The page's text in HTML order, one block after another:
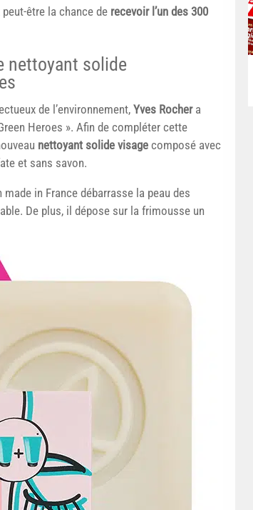
être la chance de recevoir l’un des 300
nettoyant solide
de l’environnement, Yves Rochera
Heroes ». Afin de compléter cette
nettoyant solide visage composé avec
et sans savon.
in France débarrasse la peau des
De plus, il dépose sur la frimousse un